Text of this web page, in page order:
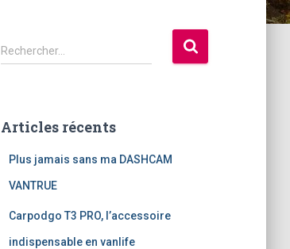
R
e
r
Rechercher…
Articles récents
Plus jamais sans ma DASHCAM
VANTRUE
Carpodgo T3 PRO, l’accessoire
indispensable en vanlife